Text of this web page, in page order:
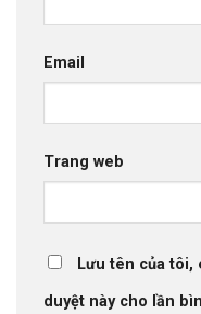
Email
Trang web
Lưu tên của
duyệt này cho lần